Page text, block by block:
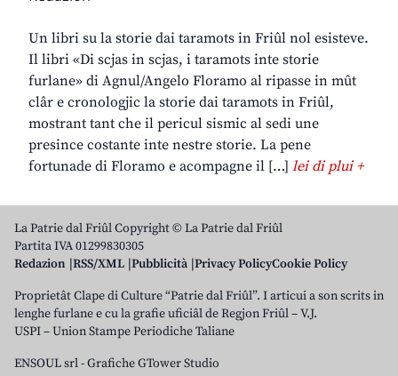
Un libri su la storie dai taramots in Friûl nol esisteve.
Il libri «Di scjas in scjas, i taramots inte storie
furlane» di Agnul/Angelo Floramo al ripasse in mût
clâr e cronologjic la storie dai taramots in Friûl,
mostrant tant che il pericul sismic al sedi une
presince costante inte nestre storie. La pene
fortunade di Floramo e acompagne il […] lei di plui +
La Patrie dal Friûl Copyright © La Patrie dal Friûl
Partita IVA 01299830305
Redazion RSS/XML Pubblicità Privacy PolicyCookie Policy
Proprietât Clape di Culture “Patrie dal Friûl”. I articui a son scrits in
lenghe furlane e cu la grafie uficiâl de Regjon Friûl – V.J.
USPI – Union Stampe Periodiche Taliane
ENSOUL srl-Grafiche GTower Studio